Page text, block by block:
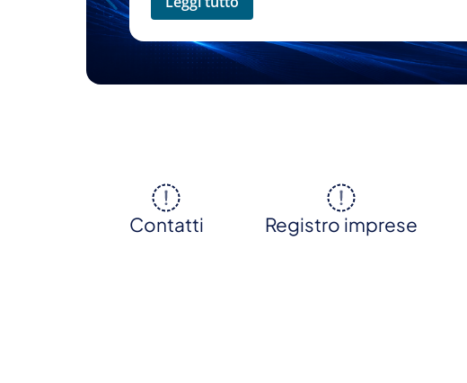
Contatti Registro imprese